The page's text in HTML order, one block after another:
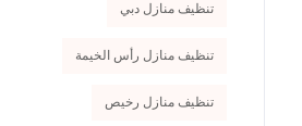
تنظيف منازل دبي
تنظيف منازل رأس الخيمة
تنظيف منازل رخيص